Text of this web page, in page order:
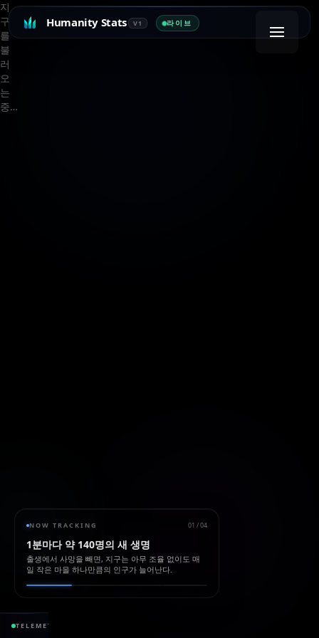
Humanity Stats V1 라이브
지
구
를
불
러
오
는
중…
NOW TRACKING 01 /04
1분마다 약 140명의 새 생명
출생에서 사망을 빼면, 지구는 아무 조율 없이도 매
일 작은 마을 하나만큼의 인구가 늘어난다.
TELEMETRY